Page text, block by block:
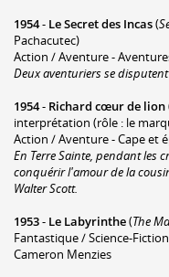
1954- Le Secret des Incas(
Pachacutec)
Action / Aventure -
Deux aventuriers se
1954- Richard cœur de lion
interprétation (rôle : le
Action / Aventure - Cape et
En Terre Sainte, pendant les
conquérir l'amour de la
Walter Scott.
1953- Le Labyrinthe(The
Fantastique / Science-
Cameron Menzies